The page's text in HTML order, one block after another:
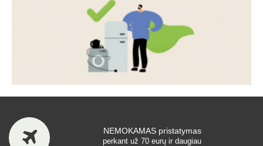
NEMOKAMAS pristatymas
perkant už 70 eurų ir daugiau